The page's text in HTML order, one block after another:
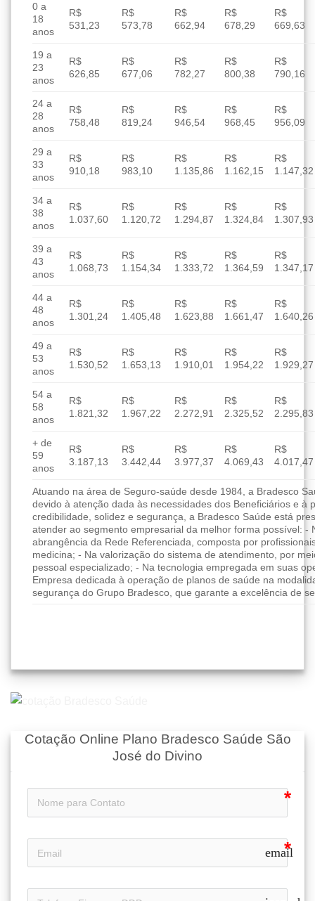
0 a
18
anos
R$
531,23
R$
573,78
R$
662,94
R$
678,29
R$
669,63
19 a
23
anos
R$
626,85
R$
677,06
R$
782,27
R$
800,38
R$
790,16
24 a
28
anos
R$
758,48
R$
819,24
R$
946,54
R$
968,45
R$
956,09
29 a
33
anos
R$
910,18
R$
983,10
R$
1.135,86
R$
1.162,15
R$
1.147,32
34 a
38
anos
R$
1.037,60
R$
1.120,72
R$
1.294,87
R$
1.324,84
R$
1.307,93
39 a
43
anos
R$
1.068,73
R$
1.154,34
R$
1.333,72
R$
1.364,59
R$
1.347,17
44 a
48
anos
R$
1.301,24
R$
1.405,48
R$
1.623,88
R$
1.661,47
R$
1.640,26
49 a
53
anos
R$
1.530,52
R$
1.653,13
R$
1.910,01
R$
1.954,22
R$
1.929,27
54 a
58
anos
R$
1.821,32
R$
1.967,22
R$
2.272,91
R$
2.325,52
R$
2.295,83
+ de
59
anos
R$
3.187,13
R$
3.442,44
R$
3.977,37
R$
4.069,43
R$
4.017,47
Atuando na área de Seguro-saúde desde 1984, a Bradesco
devido à atenção dada às necessidades dos Beneficiários e
credibilidade, solidez e segurança, a Bradesco Saúde está
atender ao segmento empresarial da melhor forma possível:
abrangência da Rede Referenciada, composta por
medicina; - Na valorização do sistema de atendimento, por
pessoal especializado; - Na tecnologia empregada em suas
Empresa dedicada à operação de planos de saúde na
segurança do Grupo Bradesco, que garante a excelência de
Cotação Online Plano Bradesco Saúde São
José do Divino
email